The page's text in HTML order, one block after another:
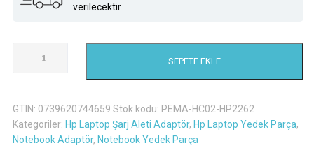
verilecektir
Probook
Şarj
Aleti
Adaptör
SEPETE EKLE
GTIN: 0739620744659 Stok kodu: PEMA-HC02-HP2262
Kategoriler: Hp Laptop Şarj Aleti Adaptör, Hp Laptop Yedek Parça,
Notebook Adaptör, Notebook Yedek Parça